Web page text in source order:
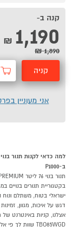
קנה ב-
1,190
₪
1,890 ₪
קניה
אני מעוניין
ב-P1000
דגש על איכות, מגוון,
TBO85WGD שוות לך פי אלף!